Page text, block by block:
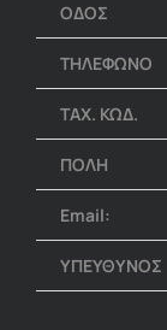
ΟΔΟΣ
ΤΗΛΕΦΩΝΟ
ΤΑΧ. ΚΩΔ.
ΠΟΛΗ
Email:
ΥΠΕΥΘΥΝΟΣ